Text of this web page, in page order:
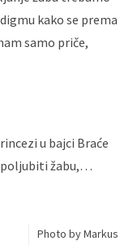
kako se prema
samo priče,
u bajci Braće
poljubiti žabu,…
Photo by Markus